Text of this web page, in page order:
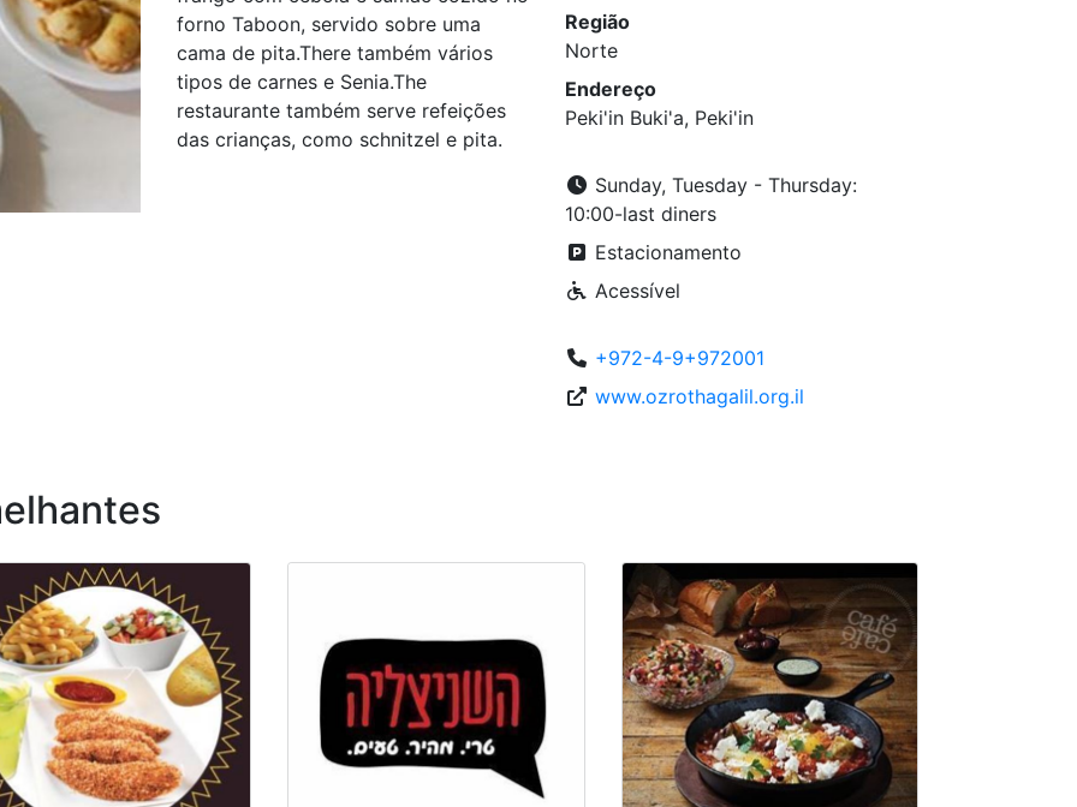
forno Taboon, servido sobre uma
cama de pita.There também vários
tipos de carnes e Senia.The
restaurante também serve refeições
das crianças, como schnitzel e pita.
Região
Norte
Endereço
Peki'in Buki'a, Peki'in
Sunday, Tuesday - Thursday:
10:00-last diners
Estacionamento
Acessível
+972-4-9+972001
www.ozrothagalil.org.il